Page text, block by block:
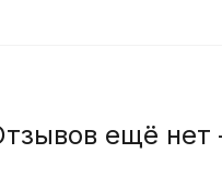
ещё